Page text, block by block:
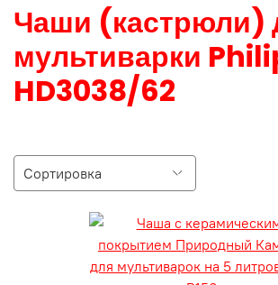
Чаши (кастрюли)
мультиварки
HD3038/62